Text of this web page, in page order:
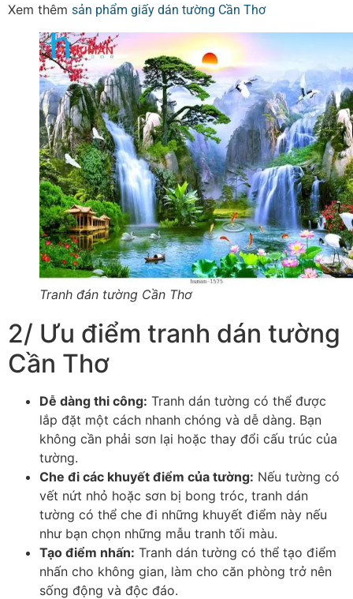
Xem thêm sản phẩm giấy dán tường Cần Thơ
Tranh đán tường Cần Thơ
2/ Ưu điểm tranh dán tường
Cần Thơ
Dễ dàng thi công: Tranh dán tường có thể được
lắp đặt một cách nhanh chóng và dễ dàng. Bạn
không cần phải sơn lại hoặc thay đổi cấu trúc của
tường.
Che đi các khuyết điểm của tường: Nếu tường có
vết nứt nhỏ hoặc sơn bị bong tróc, tranh dán
tường có thể che đi những khuyết điểm này nếu
như bạn chọn những mẫu tranh tối màu.
Tạo điểm nhấn: Tranh dán tường có thể tạo điểm
nhấn cho không gian, làm cho căn phòng trở nên
sống động và độc đáo.